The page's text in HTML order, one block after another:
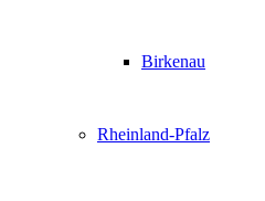
Birkenau
Rheinland-Pfalz